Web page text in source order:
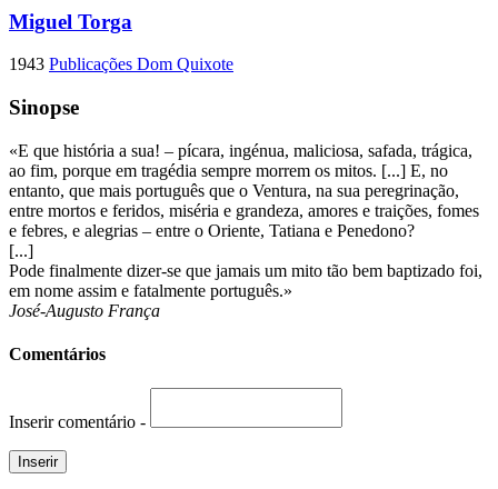
Miguel Torga
1943 Publicações Dom Quixote
Sinopse
«E que história a sua! – pícara, ingénua, maliciosa, safada, trágica,
ao fim, porque em tragédia sempre morrem os mitos. [...] E, no
entanto, que mais português que o Ventura, na sua peregrinação,
entre mortos e feridos, miséria e grandeza, amores e traições, fomes
e febres, e alegrias – entre o Oriente, Tatiana e Penedono?
[...]
Pode finalmente dizer-se que jamais um mito tão bem baptizado foi,
em nome assim e fatalmente português.»
José-Augusto França
Comentários
Inserir comentário -